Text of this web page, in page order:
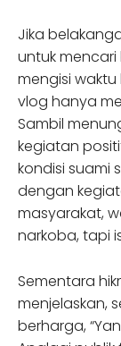
Jika
untuk
mengisi
vlog hanya
Sambil
kegiatan
kondisi suami
dengan
masyarakat,
narkoba, tapi
Sementara
menjelaskan,
berharga,